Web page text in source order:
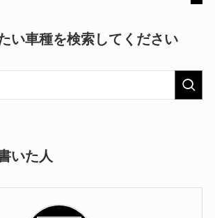
い車種を検索してください
いた人